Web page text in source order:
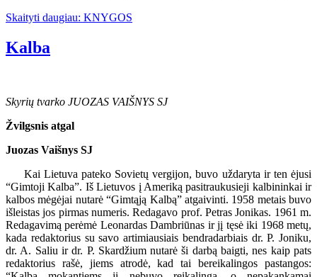
Skaityti daugiau: KNYGOS
Kalba
Skyrių tvarko JUOZAS VAIŠNYS SJ
Žvilgsnis atgal
Juozas Vaišnys SJ
Kai Lietuva pateko Sovietų vergijon, buvo uždaryta ir ten ėjusi
“Gimtoji Kalba”. Iš Lietuvos į Ameriką pasitraukusieji kalbininkai ir
kalbos mėgėjai nutarė “Gimtąją Kalbą” atgaivinti. 1958 metais buvo
išleistas jos pirmas numeris. Redagavo prof. Petras Jonikas. 1961 m.
Redagavimą perėmė Leonardas Dambriūnas ir jį tęsė iki 1968 metų,
kada redaktorius su savo artimiausiais bendradarbiais dr. P. Joniku,
dr. A. Saliu ir dr. P. Skardžium nutarė ši darbą baigti, nes kaip pats
redaktorius rašė, jiems atrodė, kad tai bereikalingos pastangos: